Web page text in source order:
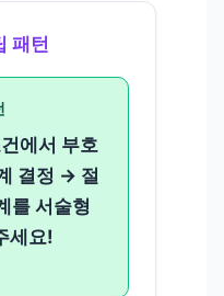
패턴
에서 부호
결정 → 절
를 서술형
세요!